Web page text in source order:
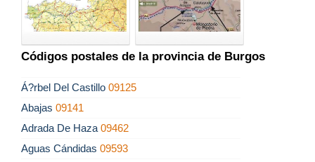
Códigos postales de la provincia de Burgos
Á?rbel Del Castillo 09125
Abajas 09141
Adrada De Haza 09462
Aguas Cándidas 09593